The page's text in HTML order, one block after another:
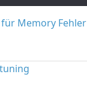
für Memory Fehler